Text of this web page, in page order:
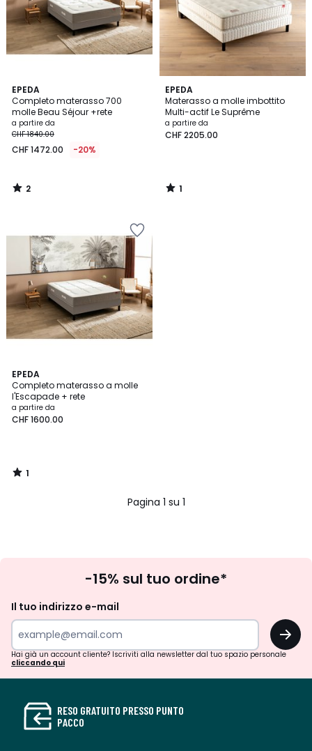
EPEDA
Completo materasso 700
molle Beau Séjour +rete
a partire da
CHF 1840.00
CHF 1472.00 -20%
2
/
5
2
/
EPEDA
Materasso a molle imbottito
Multi-actif Le Suprême
a partire da
CHF 2205.00
1
/
5
1
/
EPEDA
Completo materasso a molle
l'Escapade + rete
a partire da
CHF 1600.00
1
/
5
1
/
Pagina 1 su 1
newsletter
-15% sul tuo ordine*
Il tuo indirizzo e-mail
OK
Hai già un account cliente? Iscriviti alla newsletter dal tuo spazio personale
cliccando qui
RESO GRATUITO PRESSO PUNTO
PACCO